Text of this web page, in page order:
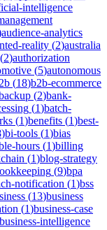
intelligence
audience-analytics
reality (2)australia
(2)authorization
(5)autonomous
(18)b2b-ecommerce
(2)bank-
(1)batch-
(1)benefits (1)best-
)bi-tools (1)bias
hours (1)billing
(1)blog-strategy
(9)bpa
notification (1)bss
(13)business
(1)business-case
business-intelligence